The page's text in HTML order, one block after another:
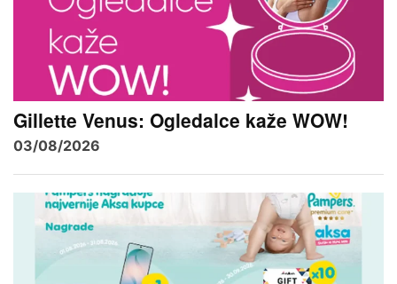
Gillette Venus: Ogledalce kaže WOW!
03/08/2026